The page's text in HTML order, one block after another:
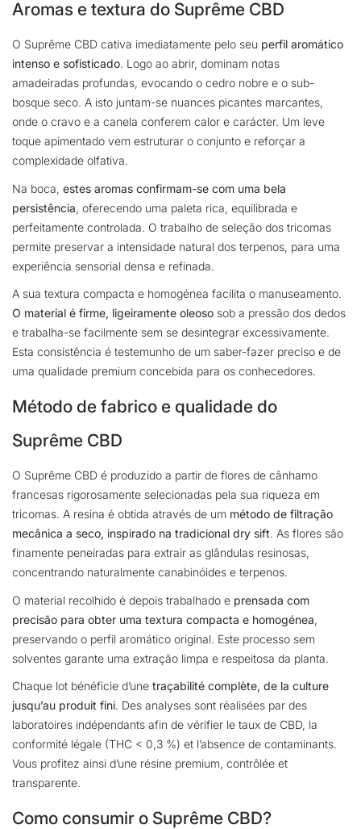
Aromas e textura do Suprême CBD
O Suprême CBD cativa imediatamente pelo seu perfil aromático
intenso e sofisticado. Logo ao abrir, dominam notas
amadeiradas profundas, evocando o cedro nobre e o sub-
bosque seco. A isto juntam-se nuances picantes marcantes,
onde o cravo e a canela conferem calor e carácter. Um leve
toque apimentado vem estruturar o conjunto e reforçar a
complexidade olfativa.
Na boca, estes aromas confirmam-se com uma bela
persistência, oferecendo uma paleta rica, equilibrada e
perfeitamente controlada. O trabalho de seleção dos tricomas
permite preservar a intensidade natural dos terpenos, para uma
experiência sensorial densa e refinada.
A sua textura compacta e homogénea facilita o manuseamento.
O material é firme, ligeiramente oleoso sob a pressão dos dedos
e trabalha-se facilmente sem se desintegrar excessivamente.
Esta consistência é testemunho de um saber-fazer preciso e de
uma qualidade premium concebida para os conhecedores.
Método de fabrico e qualidade do
Suprême CBD
O Suprême CBD é produzido a partir de flores de cânhamo
francesas rigorosamente selecionadas pela sua riqueza em
tricomas. A resina é obtida através de um método de filtração
mecânica a seco, inspirado na tradicional dry sift. As flores são
finamente peneiradas para extrair as glândulas resinosas,
concentrando naturalmente canabinóides e terpenos.
O material recolhido é depois trabalhado e prensada com
precisão para obter uma textura compacta e homogénea,
preservando o perfil aromático original. Este processo sem
solventes garante uma extração limpa e respeitosa da planta.
Chaque lot bénéficie d’une traçabilité complète, de la culture
jusqu’au produit fini. Des analyses sont réalisées par des
laboratoires indépendants afin de vérifier le taux de CBD, la
conformité légale (THC < 0,3 %) et l’absence de contaminants.
Vous profitez ainsi d’une résine premium, contrôlée et
transparente.
Como consumir o Suprême CBD?